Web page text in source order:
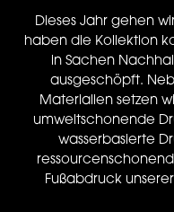
Dieses Jahr gehen
haben die Kollektion
in Sachen
ausgeschöpft.
Materialien setzen
umweltschonende
wasserbasierte
Fußabdruck